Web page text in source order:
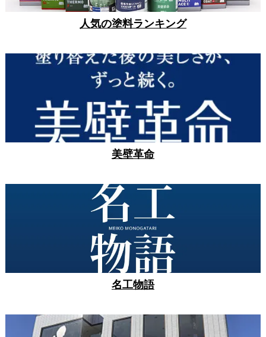
人気の塗料ランキング
美壁革命
名工物語